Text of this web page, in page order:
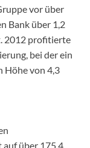
vor über
Bank über 1,2
2012 profitierte
bei der ein
Höhe von 4,3
auf über 175,4